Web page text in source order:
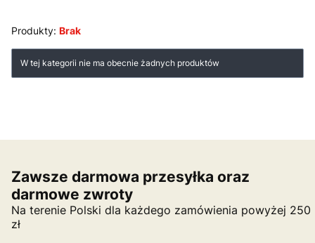
Produkty: Brak
Lista produktów
W tej kategorii nie ma obecnie żadnych produktów
Zawsze darmowa przesyłka oraz
darmowe zwroty
Na terenie Polski dla każdego zamówienia powyżej 250
zł